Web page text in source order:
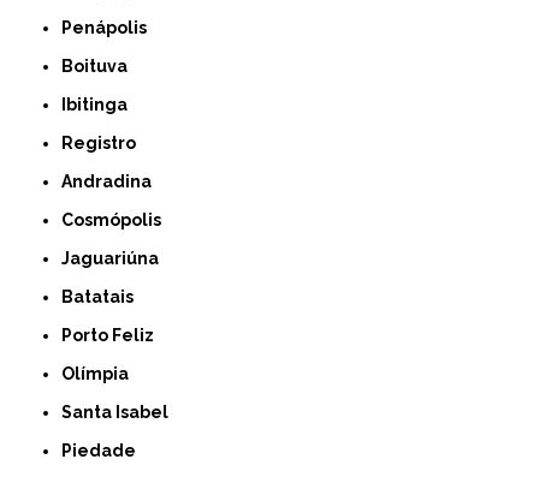
Penápolis
Boituva
Ibitinga
Registro
Andradina
Cosmópolis
Jaguariúna
Batatais
Porto Feliz
Olímpia
Santa Isabel
Piedade